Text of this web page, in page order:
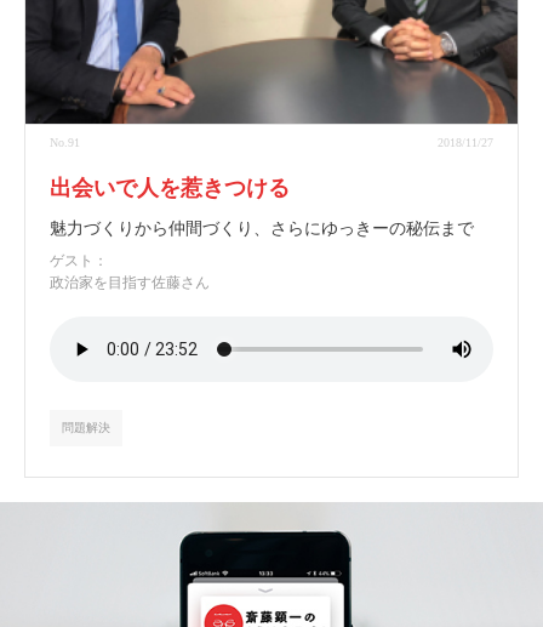
No.91 2018/11/27
出会いで人を惹きつける
魅力づくりから仲間づくり、さらにゆっきーの秘伝まで
ゲスト：
政治家を目指す佐藤さん
問題解決